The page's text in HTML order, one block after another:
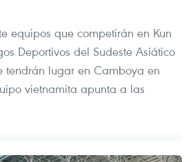
equipos que competirán en Kun
Deportivos del Sudeste Asiático
tendrán lugar en Camboya en
vietnamita apunta a las